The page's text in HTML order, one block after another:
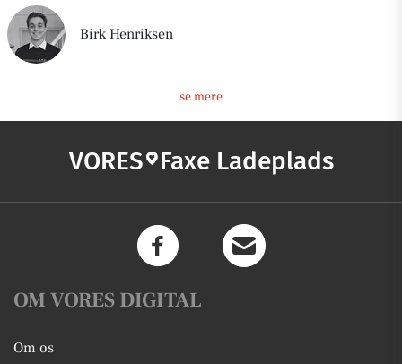
Birk Henriksen
se mere
VORES Faxe Ladeplads
OM VORES DIGITAL
Om os